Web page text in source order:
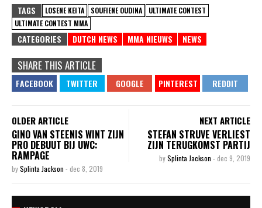
TAGS LOSENE KEITA SOUFIENE OUDINA
ULTIMATE CONTEST
ULTIMATE CONTEST MMA
CATEGORIES DUTCH NEWS MMA NIEUWS NEWS
SHARE THIS ARTICLE
OLDER ARTICLE
GINO VAN STEENIS WINT ZIJN
PRO DEBUUT BIJ UWC:
RAMPAGE
bySplinta Jackson - dec 8, 2019
NEXT ARTICLE
STEFAN STRUVE VERLIEST
ZIJN TERUGKOMST PARTIJ
bySplinta Jackson - dec 9, 2019